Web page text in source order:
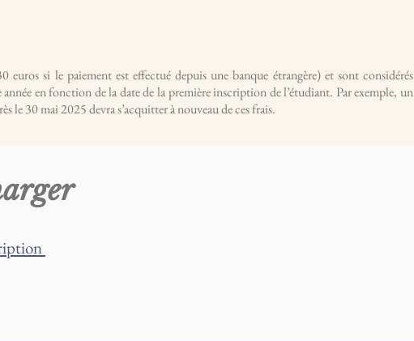
euros si le paiement est effectué depuis une banque étrangère) et sont considérés
en fonction de la date de la première inscription de l’étudiant. Par exemple, un
le 30 mai 2025 devra s’acquitter à nouveau de ces frais.